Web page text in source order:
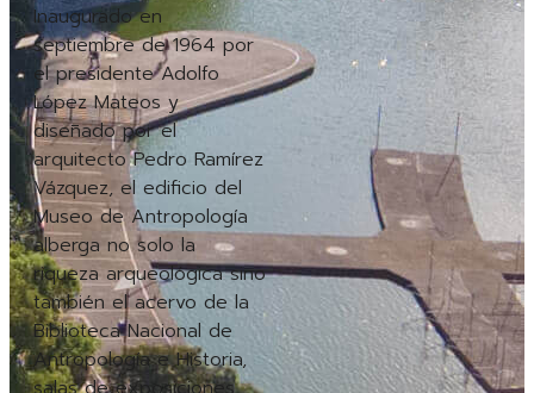
Inaugurado en
septiembre de 1964 por
el presidente Adolfo
López Mateos y
diseñado por el
arquitecto Pedro Ramírez
Vázquez, el edificio del
Museo de Antropología
alberga no solo la
riqueza arqueológica sino
también el acervo de la
Biblioteca Nacional de
Antropología e Historia,